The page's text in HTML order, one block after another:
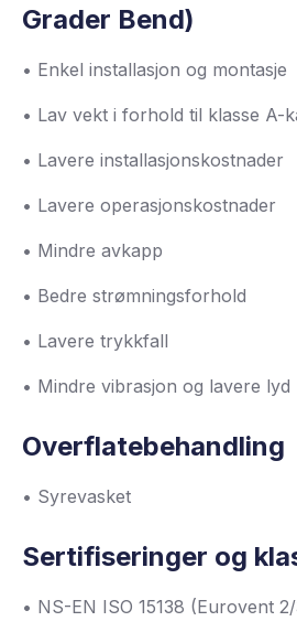
Grader Bend)
• Enkel installasjon og montasje
• Lav vekt i forhold til klasse A-
• Lavere installasjonskostnader
• Lavere operasjonskostnader
• Mindre avkapp
• Bedre strømningsforhold
• Lavere trykkfall
• Mindre vibrasjon og lavere lyd
Overflatebehandling
• Syrevasket
Sertifiseringer og
• NS-EN ISO 15138 (Eurovent